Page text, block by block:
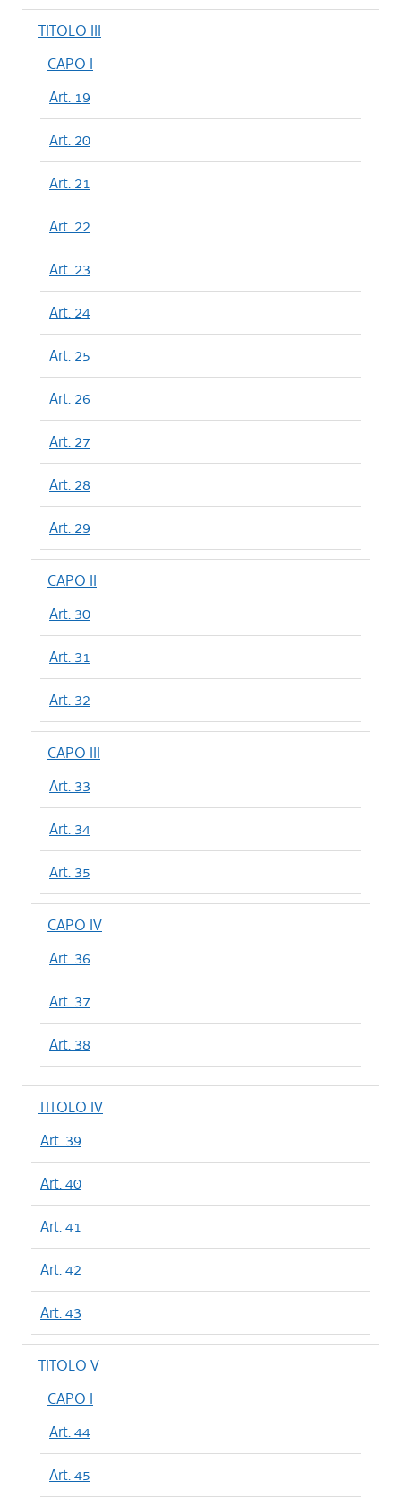
TITOLO III
CAPO I
Art. 19
Art. 20
Art. 21
Art. 22
Art. 23
Art. 24
Art. 25
Art. 26
Art. 27
Art. 28
Art. 29
CAPO II
Art. 30
Art. 31
Art. 32
CAPO III
Art. 33
Art. 34
Art. 35
CAPO IV
Art. 36
Art. 37
Art. 38
TITOLO IV
Art. 39
Art. 40
Art. 41
Art. 42
Art. 43
TITOLO V
CAPO I
Art. 44
Art. 45